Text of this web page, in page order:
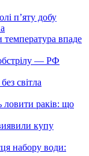
п’яту добу
температура впаде
— РФ
світла
ловити раків: що
купу
набору води: